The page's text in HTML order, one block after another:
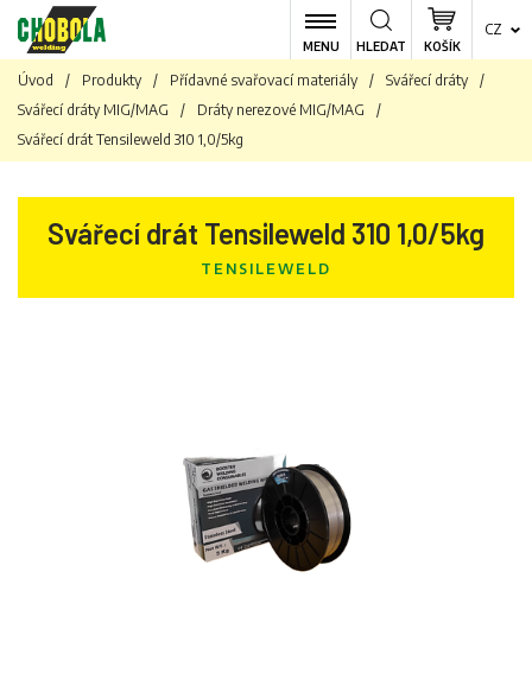
MENU KOŠÍK
CZ
HLEDAT
Úvod / Produkty / Přídavné svařovací materiály / Svářecí dráty
/
Svářecí dráty MIG/MAG
/ Dráty nerezové MIG/MAG
/
Svářecí drát Tensileweld 310 1,0/5kg
Svářecí drát Tensileweld 310 1,0/5kg
TENSILEWELD